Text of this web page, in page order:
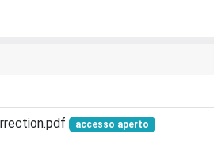
accesso aperto